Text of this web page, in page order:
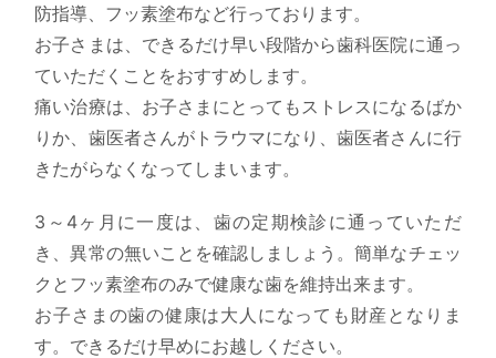
防指導、フッ素塗布など行っております。
お子さまは、できるだけ早い段階から歯科医院に通っ
ていただくことをおすすめします。
痛い治療は、お子さまにとってもストレスになるばか
りか、歯医者さんがトラウマになり、歯医者さんに行
きたがらなくなってしまいます。
3～4ヶ月に一度は、歯の定期検診に通っていただ
き、異常の無いことを確認しましょう。簡単なチェッ
クとフッ素塗布のみで健康な歯を維持出来ます。
お子さまの歯の健康は大人になっても財産となりま
す。できるだけ早めにお越しください。